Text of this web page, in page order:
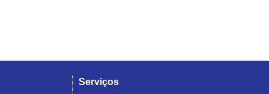
Serviços